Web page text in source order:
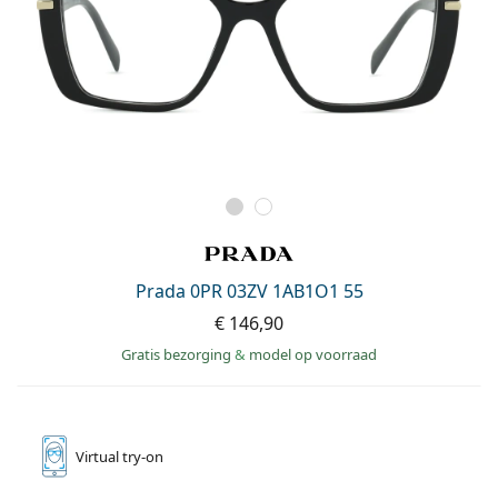
Prada 0PR 03ZV 1AB1O1 55
€ 146,90
Gratis bezorging & model op voorraad
Virtualtry-on